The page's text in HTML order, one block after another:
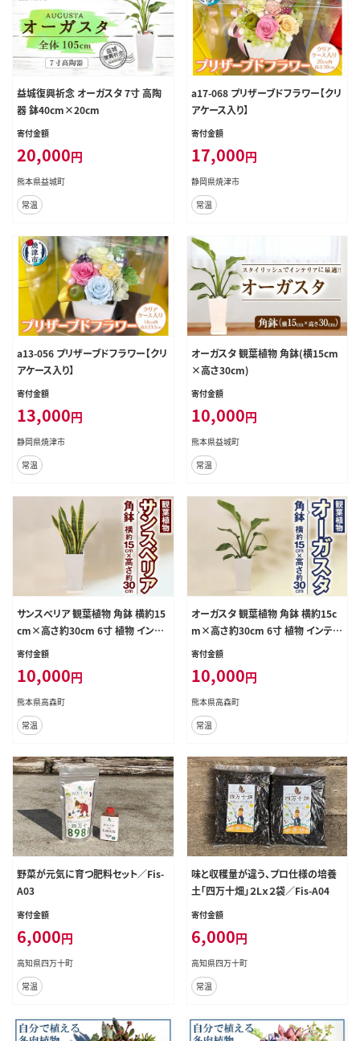
益城復興祈念 オーガスタ 7寸 高陶
器 鉢40cm×20cm
寄付金額
20,000円
熊本県益城町
常温
a17-068 プリザーブドフラワー【クリ
アケース入り】
寄付金額
17,000円
静岡県焼津市
常温
a13-056 プリザーブドフラワー【クリ
アケース入り】
寄付金額
13,000円
静岡県焼津市
常温
オーガスタ 観葉植物 角鉢(横15cm
×高さ30cm)
寄付金額
10,000円
熊本県益城町
常温
サンスべリア 観葉植物 角鉢 横約15
cm×高さ約30cm 6寸 植物 インテ
リア ガーデン
寄付金額
10,000円
熊本県高森町
常温
オーガスタ 観葉植物 角鉢 横約15c
m×高さ約30cm 6寸 植物 インテリ
ア ガーデン
寄付金額
10,000円
熊本県高森町
常温
野菜が元気に育つ肥料セット／Fis-
A03
寄付金額
6,000円
高知県四万十町
常温
味と収穫量が違う、プロ仕様の培養
土「四万十畑」２Lｘ２袋／Fis-A04
寄付金額
6,000円
高知県四万十町
常温